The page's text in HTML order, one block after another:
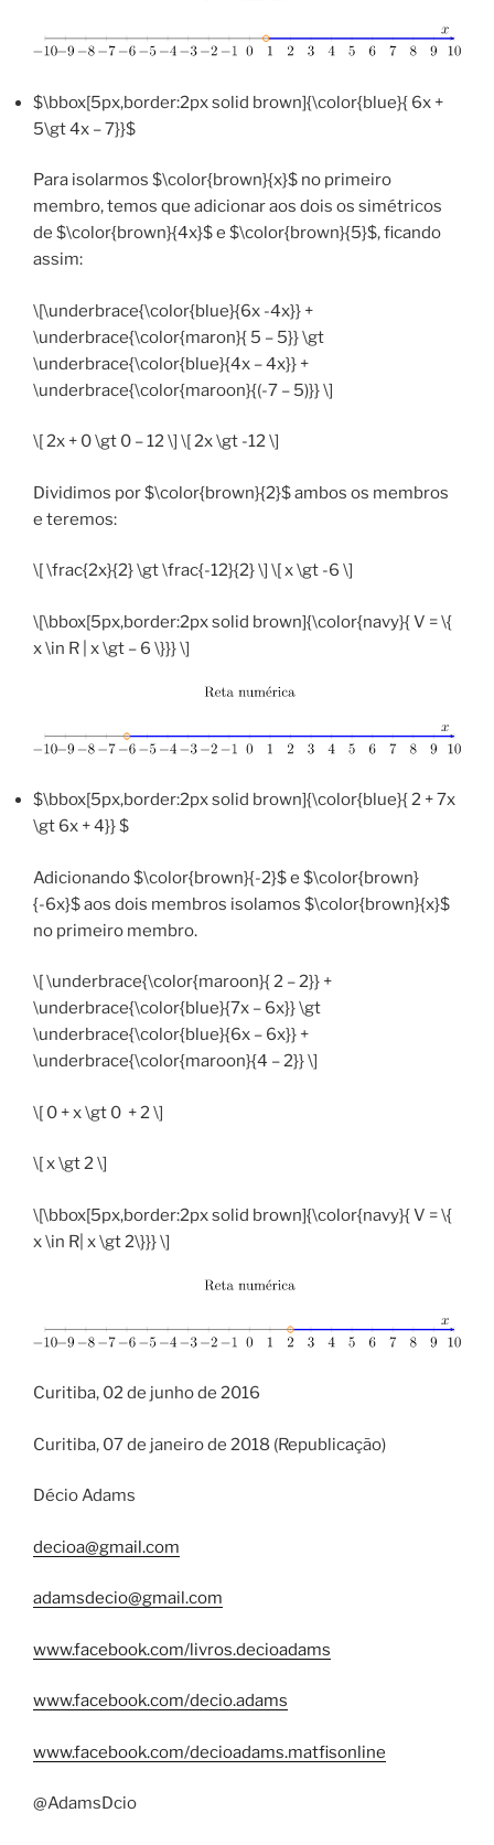
$\bbox[5px,border:2px solid brown]{\color{blue}{ 6x +
5\gt 4x – 7}}$
Para isolarmos $\color{brown}{x}$ no primeiro
membro, temos que adicionar aos dois os simétricos
de $\color{brown}{4x}$ e $\color{brown}{5}$, ficando
assim:
\[\underbrace{\color{blue}{6x -4x}} +
\underbrace{\color{maron}{ 5 – 5}} \gt
\underbrace{\color{blue}{4x – 4x}} +
\underbrace{\color{maroon}{(-7 – 5)}} \]
\[ 2x + 0 \gt 0 – 12 \] \[ 2x \gt -12 \]
Dividimos por $\color{brown}{2}$ ambos os membros
e teremos:
\[ \frac{2x}{2} \gt \frac{-12}{2} \] \[ x \gt -6 \]
\[\bbox[5px,border:2px solid brown]{\color{navy}{ V = \{
x \in R | x \gt – 6 \}}} \]
$\bbox[5px,border:2px solid brown]{\color{blue}{ 2 + 7x
\gt 6x + 4}} $
Adicionando $\color{brown}{-2}$ e $\color{brown}
{-6x}$ aos dois membros isolamos $\color{brown}{x}$
no primeiro membro.
\[ \underbrace{\color{maroon}{ 2 – 2}} +
\underbrace{\color{blue}{7x – 6x}} \gt
\underbrace{\color{blue}{6x – 6x}} +
\underbrace{\color{maroon}{4 – 2}} \]
\[ 0 + x \gt 0 + 2 \]
\[ x \gt 2 \]
\[\bbox[5px,border:2px solid brown]{\color{navy}{ V = \{
x \in R| x \gt 2\}}} \]
Curitiba, 02 de junho de 2016
Curitiba, 07 de janeiro de 2018 (Republicação)
Décio Adams
decioa@gmail.com
adamsdecio@gmail.com
www.facebook.com/livros.decioadams
www.facebook.com/decio.adams
www.facebook.com/decioadams.matfisonline
@AdamsDcio